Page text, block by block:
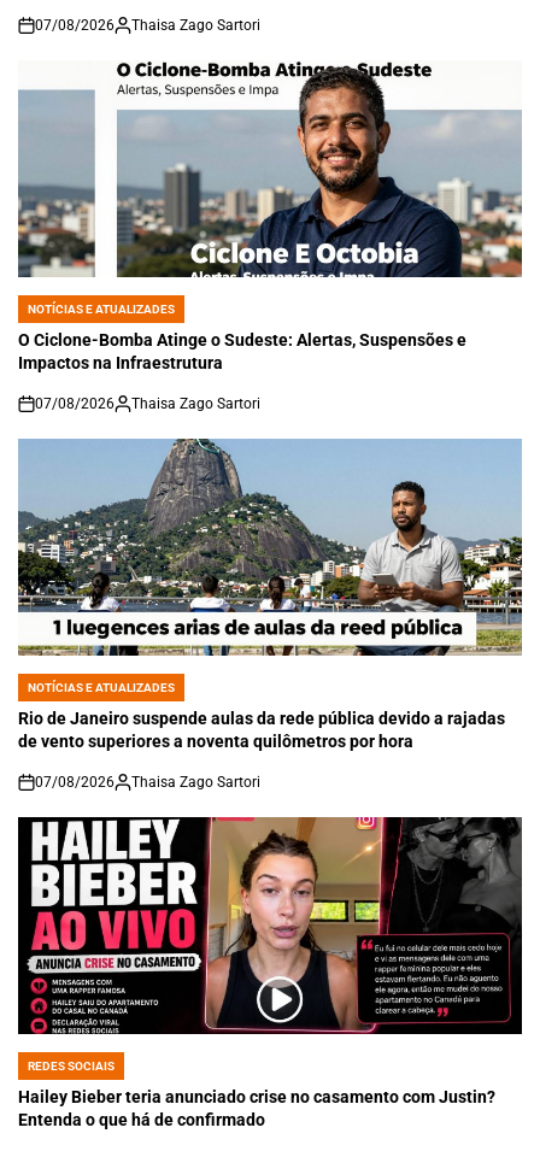
on
07/08/2026 Thaisa Zago Sartori
POSTED
IN
NOTÍCIAS E ATUALIZADES
O Ciclone-Bomba Atinge o Sudeste: Alertas, Suspensões e
Impactos na Infraestrutura
on
07/08/2026 Thaisa Zago Sartori
POSTED
IN
NOTÍCIAS E ATUALIZADES
Rio de Janeiro suspende aulas da rede pública devido a rajadas
de vento superiores a noventa quilômetros por hora
on
07/08/2026 Thaisa Zago Sartori
POSTED
IN
REDES SOCIAIS
Hailey Bieber teria anunciado crise no casamento com Justin?
Entenda o que há de confirmado